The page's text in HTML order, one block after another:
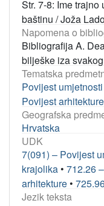
Str. 7-8: Ime
baštinu / Joža
Napomena o
Bibliografija A.
bilješke iza
Tematska
Povijest umjetnosti
Povijest arhitekture
Geografska
Hrvatska
UDK
7(091) – Povijest
krajolika • 712.26
arhitekture •
Jezik teksta